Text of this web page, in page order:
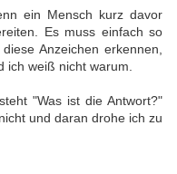
ein Mensch kurz davor
Es muss einfach so
Anzeichen erkennen,
ich weiß nicht warum.
"Was ist die Antwort?"
und daran drohe ich zu